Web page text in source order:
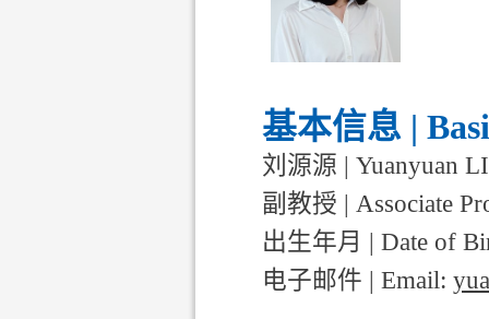
基本信息 |
刘源源 | Yuanyuan
副教授 | Associate
出生年月 | Date of
电子邮件 | Email: